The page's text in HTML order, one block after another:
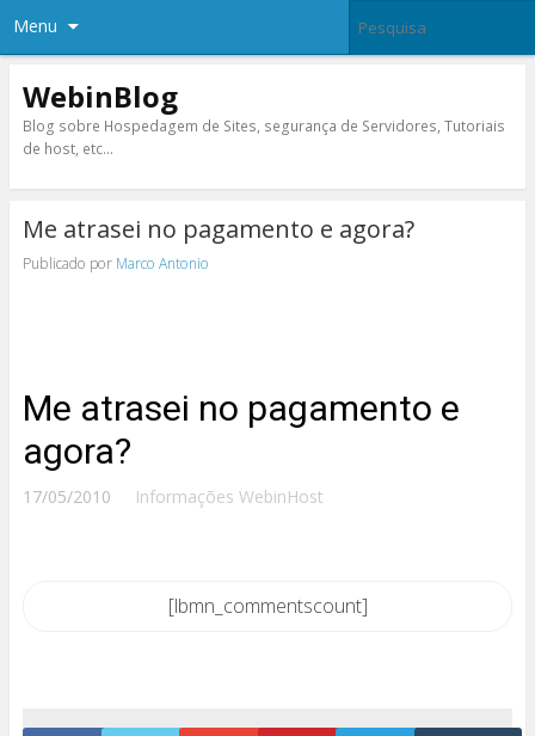
Menu
WebinBlog
Blog sobre Hospedagem de Sites, segurança de Servidores, Tutoriais
de host, etc…
Me atrasei no pagamento e agora?
Publicado por Marco Antonio
Me atrasei no pagamento e
agora?
17/05/2010 Informações WebinHost
[lbmn_commentscount]